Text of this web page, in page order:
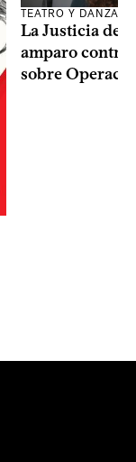
TEATRO Y DANZA
La Justicia
amparo contra
sobre